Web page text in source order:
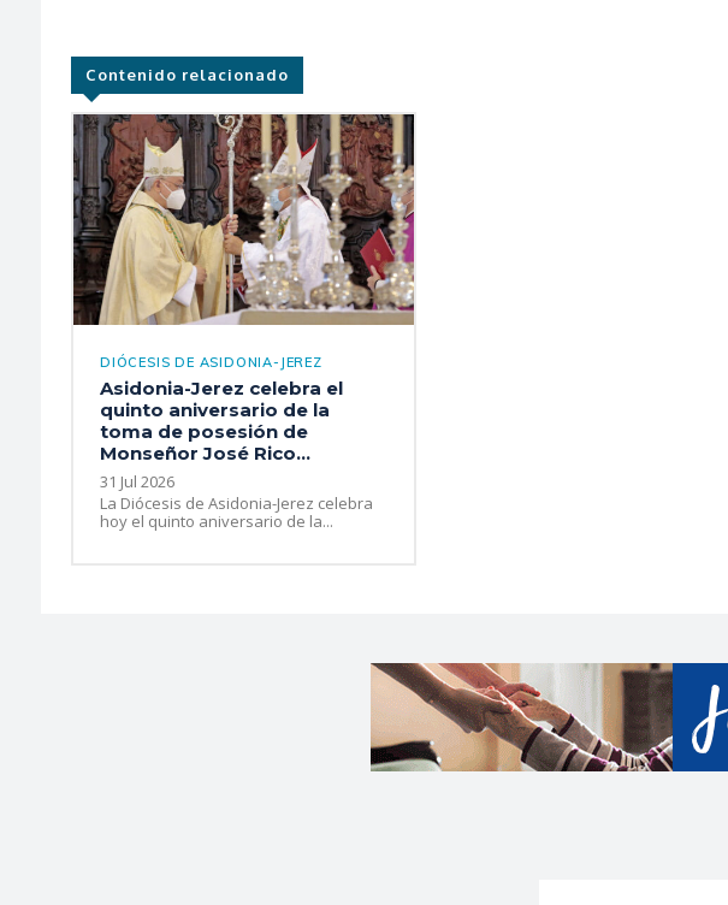
Contenido relacionado
DIÓCESIS DE ASIDONIA-JEREZ
Asidonia-Jerez celebra el
quinto aniversario de la
toma de posesión de
Monseñor José Rico...
31 Jul 2026
La Diócesis de Asidonia-Jerez celebra
hoy el quinto aniversario de la...